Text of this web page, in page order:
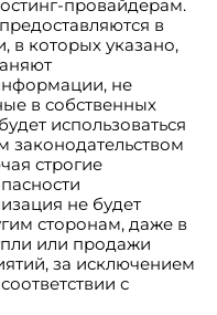
провайдерам.
в
в которых указано,
не
в собственных
использоваться
законодательством
строгие
не будет
сторонам, даже в
или продажи
за исключением
с